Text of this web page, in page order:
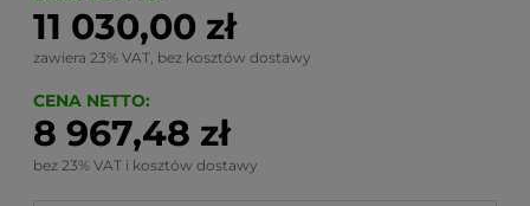
11 030,00 zł
zawiera 23% VAT, bez kosztów dostawy
CENA NETTO:
8 967,48 zł
bez 23% VAT i kosztów dostawy